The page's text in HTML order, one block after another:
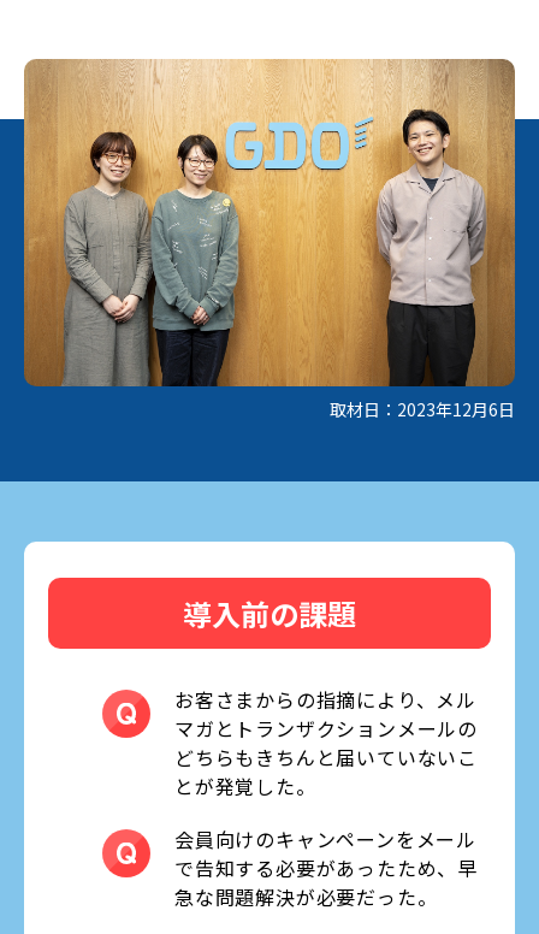
取材日：2023年12月6日
導入前の課題
お客さまからの指摘により、メル
マガとトランザクションメールの
どちらもきちんと届いていないこ
とが発覚した。
会員向けのキャンペーンをメール
で告知する必要があったため、早
急な問題解決が必要だった。